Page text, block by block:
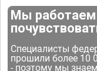
Мы работаем
Специалисты
прошили более 10
- поэтому мы